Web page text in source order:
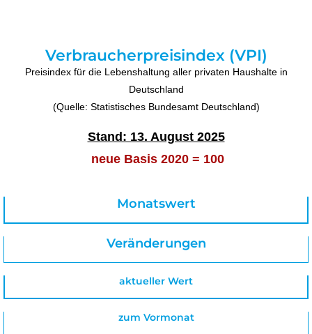
Verbraucherpreisindex (VPI)
Preisindex für die Lebenshaltung aller privaten Haushalte in
Deutschland
(Quelle: Statistisches Bundesamt Deutschland)
Stand: 13. August 2025
neue Basis 2020 = 100
Monatswert
Veränderungen
aktueller Wert
zum Vormonat